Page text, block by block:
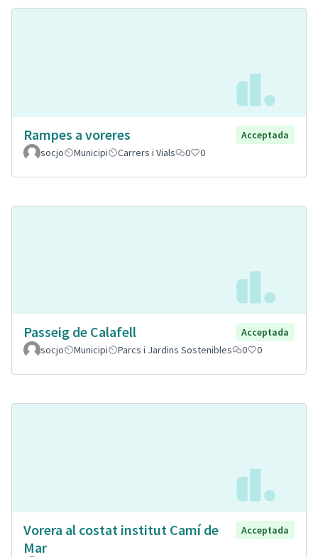
Rampes a voreres
Acceptada
socjo
Municipi Carrers i Vials 0 0
Passeig de Calafell
Acceptada
socjo
Municipi Parcs i Jardins Sostenibles 0 0
Vorera al costat institut Camí de
Mar
Acceptada